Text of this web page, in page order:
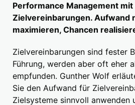
Performance Management mit
Zielvereinbarungen. Aufwand
maximieren, Chancen
Zielvereinbarungen sind fester
Führung, werden aber oft eher
empfunden. Gunther Wolf
Sie den Aufwand für
Zielsysteme sinnvoll anwenden